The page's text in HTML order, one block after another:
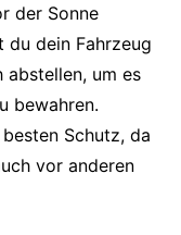
der Sonne
dein Fahrzeug
abstellen, um es
bewahren.
Schutz, da
vor anderen